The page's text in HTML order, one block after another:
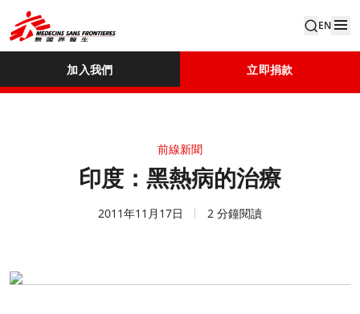
EN
加入我們 立即捐款
前線新聞
印度：黑熱病的治療
2011年11月17日 2 分鐘閱讀